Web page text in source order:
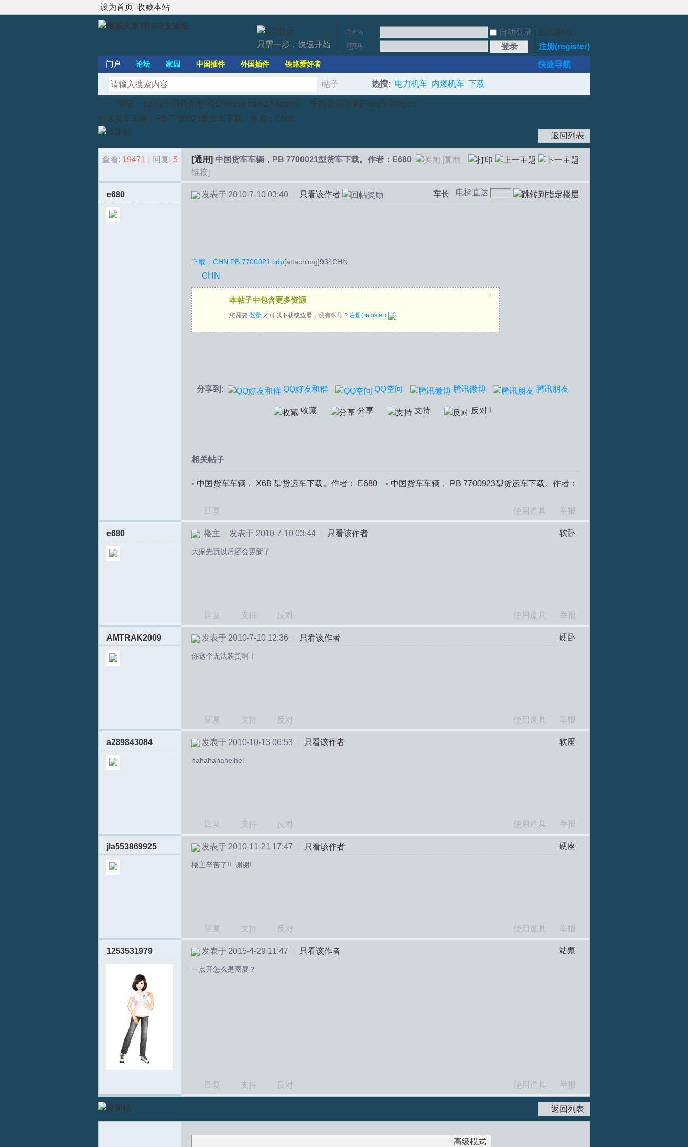
设为首页 收藏本站
用户名 自动登录
找回密码
密码
登录 注册(register)
只需一步，快速开始
快捷导航
门户 论坛 家园 中国插件 外国插件 铁路爱好者
帖子
搜
热搜: 电力机车 内燃机车 下载
模»
论坛
›
trainz中国插件专区(Chinese trainz Addons)
›
中国货运车辆(Freight Wagon)
›
中国货车车辆，PB 7700021型货车下载。作者：E680
返回列表
查看: 19471 回复: 5 [通用] 中国货车车辆，PB 7700021型货车下载。作者：E680
[复制
链接]
e680 电梯直达
车长
发表于 2010-7-10 03:40 只看该作者
下载：CHN PB 7700021.cdp[attachimg]934CHN
CHN
本帖子中包含更多资源
您需要 登录 才可以下载或查看，没有帐号？ 注册(register)
x
分享到: QQ好友和群 QQ空间 腾讯微博 腾讯朋友
收藏 分享 支持 反对1
相关帖子
• 中国货车车辆， X6B 型货运车下载。作者： E680 • 中国货车车辆， PB 7700923型货运车下载。作者：
回复
使用道具 举报
e680 软卧
楼主 发表于 2010-7-10 03:44 只看该作者
大家先玩以后还会更新了
回复 支持 反对 使用道具 举报
AMTRAK2009 硬卧
发表于 2010-7-10 12:36 只看该作者
你这个无法装货啊！
回复 支持 反对 使用道具 举报
a289843084 软座
发表于 2010-10-13 06:53 只看该作者
hahahahaheihei
回复 支持 反对 使用道具 举报
jla553869925 硬座
发表于 2010-11-21 17:47 只看该作者
楼主辛苦了!! 谢谢!
回复 支持 反对 使用道具 举报
1253531979 站票
发表于 2015-4-29 11:47 只看该作者
一点开怎么是图展？
回复 支持 反对 使用道具 举报
返回列表
高级模式